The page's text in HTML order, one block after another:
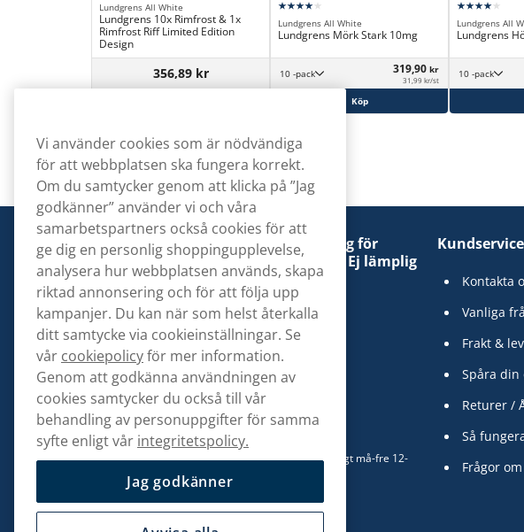
Lundgrens All White
Lundgrens 10x Rimfrost & 1x
Rimfrost Riff Limited Edition
Design
356,89 kr
Lundgrens All White
Lundgrens Mörk Stark 10mg
10 -pack 319,90 kr
31,99 kr/st
Köp
Lundgrens All
Lundgrens
10 -pack
Denna tobaksprodukt kan vara skadlig för
hälsan och är beroendeframkallande. Ej lämplig
för personer under 18 år.
Kontakta oss
hej@snusbolaget.se
08 517 910 94
Mån-Tor 8.00-17.00 | Fre 9.00-17.00 | (Lunchstängt må-fre 12-
Kundservice
Kontakta
Vanliga
Frakt &
Spåra din
Returer /
Så
Frågor
Vi använder cookies som är nödvändiga
för att webbplatsen ska fungera korrekt.
Om du samtycker genom att klicka på ”Jag
godkänner” använder vi och våra
samarbetspartners också cookies för att
ge dig en personlig shoppingupplevelse,
analysera hur webbplatsen används, skapa
riktad annonsering och för att följa upp
kampanjer. Du kan när som helst återkalla
ditt samtycke via cookieinställningar. Se
vår cookiepolicyför mer information.
Genom att godkänna användningen av
cookies samtycker du också till vår
behandling av personuppgifter för samma
syfte enligt vår integritetspolicy.
Jag godkänner